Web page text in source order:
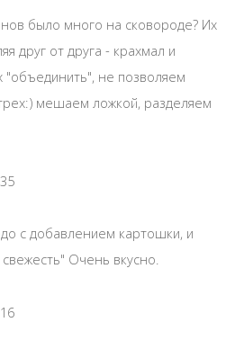
было много на сковороде? Их
друг от друга - крахмал и
"объединить", не позволяем
мешаем ложкой, разделяем
с добавлением картошки, и
Очень вкусно.